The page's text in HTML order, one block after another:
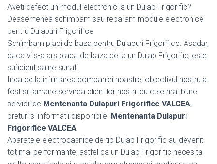
Aveti defect un modul electronic la un Dulap Frigorific?
Deasemenea schimbam sau reparam module electronice
pentru Dulapuri Frigorifice
Schimbam placi de baza pentru Dulapuri Frigorifice. Asadar,
daca vi s-a ars placa de baza de la un Dulap Frigorific, este
suficient sa ne sunati.
Inca de la infiintarea companiei noastre, obiectivul nostru a
fost si ramane servirea clientilor nostrii cu cele mai bune
servicii de Mentenanta Dulapuri Frigorifice VALCEA,
preturi si informatii disponibile. Mentenanta Dulapuri
Frigorifice VALCEA
Aparatele electrocasnice de tip Dulap Frigorific au devenit
tot mai performante, astfel ca un Dulap Frigorific necesita